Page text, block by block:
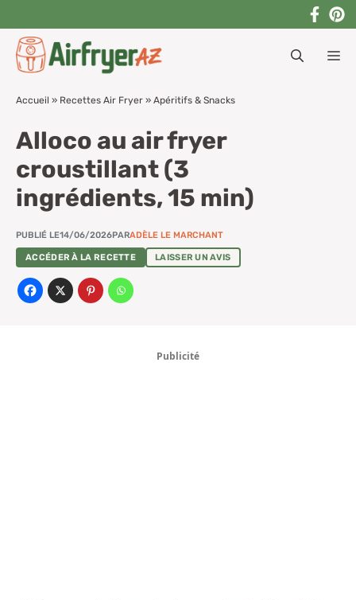
contenu
Accueil » Recettes Air Fryer » Apéritifs & Snacks
Alloco au air fryer
croustillant (3
ingrédients, 15 min)
PUBLIÉ LE14/06/2026PARADÈLE LE MARCHANT
ACCÉDER À LA RECETTE LAISSER UN AVIS
Publicité